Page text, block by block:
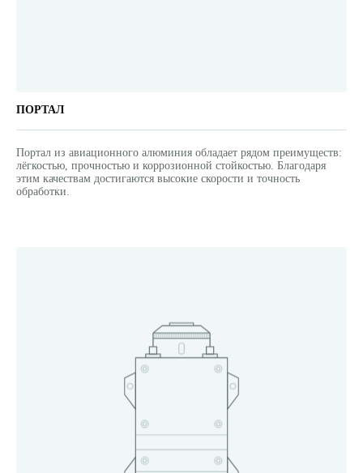
ПОРТАЛ
Портал из авиационного алюминия обладает рядом преимуществ:
лёгкостью, прочностью и коррозионной стойкостью. Благодаря
этим качествам достигаются высокие скорости и точность
обработки.